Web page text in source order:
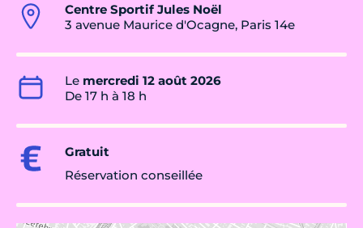
Centre Sportif Jules Noël
3 avenue Maurice d'Ocagne, Paris 14e
Le mercredi 12 août 2026
De 17 h à 18 h
Gratuit
Réservation conseillée